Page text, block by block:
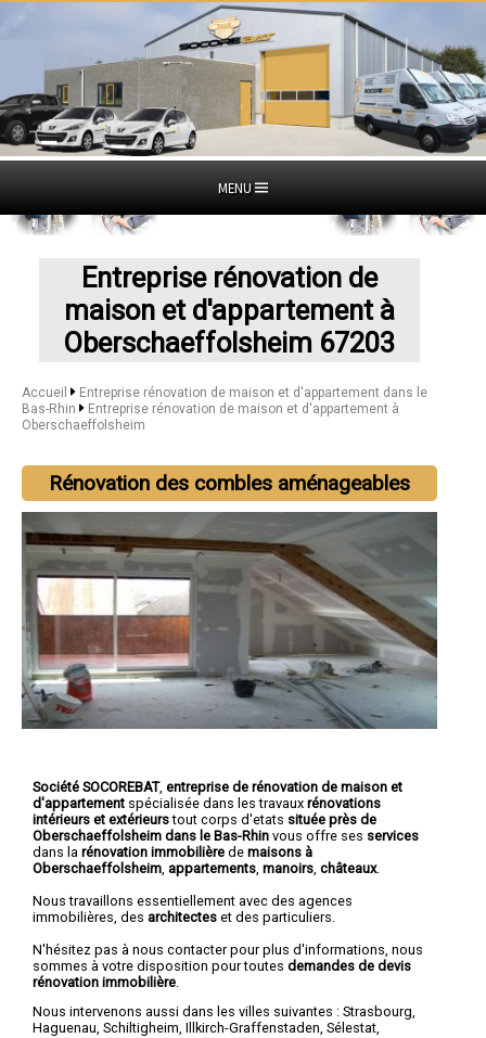
MENU
Entreprise rénovation de
maison et d'appartement à
Oberschaeffolsheim 67203
Accueil
Entreprise rénovation de maison et d'appartement dans le
Bas-Rhin
Entreprise rénovation de maison et d'appartement à
Oberschaeffolsheim
Rénovation des combles aménageables
Société SOCOREBAT, entreprise de rénovation de maison et
d'appartement spécialisée dans les travaux rénovations
intérieurs et extérieurstout corps d'etats située près de
Oberschaeffolsheim dans le Bas-Rhin vous offre ses services
dans la rénovation immobilière de maisons à
Oberschaeffolsheim appartements manoirs châteaux.
Nous travaillons essentiellement avec des agences
immobilières, des architectes et des particuliers.
N'hésitez pas à nous contacter pour plus d'informations, nous
sommes à votre disposition pour toutes demandes de devis
rénovation immobilière
Nous intervenons aussi dans les villes suivantes : Strasbourg,
Haguenau, Schiltigheim, Illkirch-Graffenstaden, Sélestat,